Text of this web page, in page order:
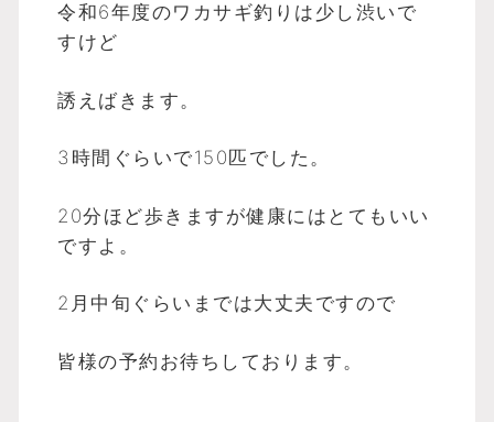
令和6年度のワカサギ釣りは少し渋いで
すけど
誘えばきます。
3時間ぐらいで150匹でした。
20分ほど歩きますが健康にはとてもいい
ですよ。
2月中旬ぐらいまでは大丈夫ですので
皆様の予約お待ちしております。